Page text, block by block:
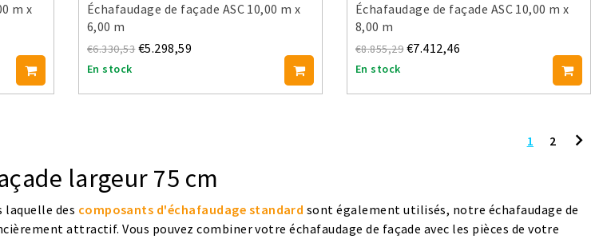
m x
Échafaudage de façade ASC 10,00 m x
6,00 m
€6.330,53 €5.298,59
En stock
Échafaudage de façade ASC 10,00 m x
8,00 m
€8.855,29 €7.412,46
En stock
1 2
largeur 75 cm
laquelle des composants d'échafaudage standard sont également utilisés, notre échafaudage de
attractif. Vous pouvez combiner votre échafaudage de façade avec les pièces de votre